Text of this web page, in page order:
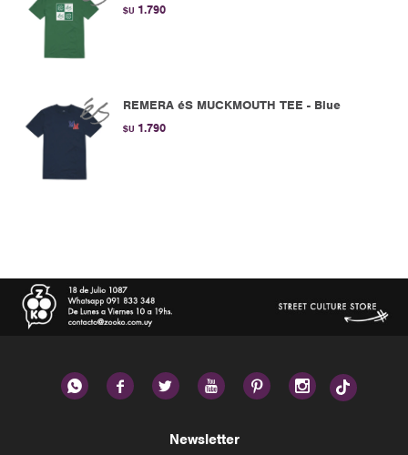
$U 1.790
REMERA éS MUCKMOUTH TEE - Blue
$U 1.790
     
Newsletter